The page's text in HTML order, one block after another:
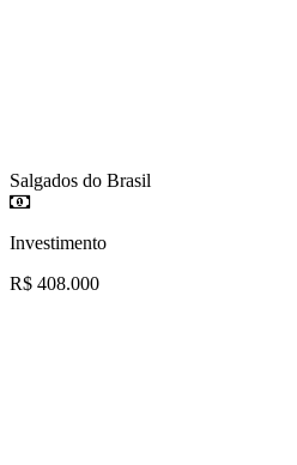
Salgados do Brasil
Investimento
R$ 408.000